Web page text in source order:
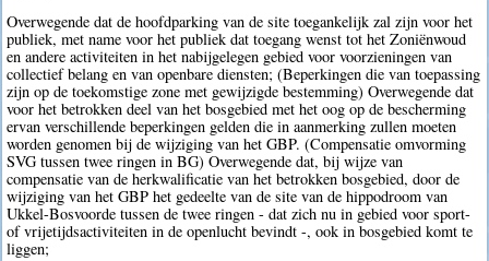
Overwegende dat de hoofdparking van de site toegankelijk zal zijn voor het
publiek, met name voor het publiek dat toegang wenst tot het Zoniënwoud
en andere activiteiten in het nabijgelegen gebied voor voorzieningen van
collectief belang en van openbare diensten; (Beperkingen die van toepassing
zijn op de toekomstige zone met gewijzigde bestemming) Overwegende dat
voor het betrokken deel van het bosgebied met het oog op de bescherming
ervan verschillende beperkingen gelden die in aanmerking zullen moeten
worden genomen bij de wijziging van het GBP. (Compensatie omvorming
SVG tussen twee ringen in BG) Overwegende dat, bij wijze van
compensatie van de herkwalificatie van het betrokken bosgebied, door de
wijziging van het GBP het gedeelte van de site van de hippodroom van
Ukkel-Bosvoorde tussen de twee ringen - dat zich nu in gebied voor sport-
of vrijetijdsactiviteiten in de openlucht bevindt -, ook in bosgebied komt te
liggen;